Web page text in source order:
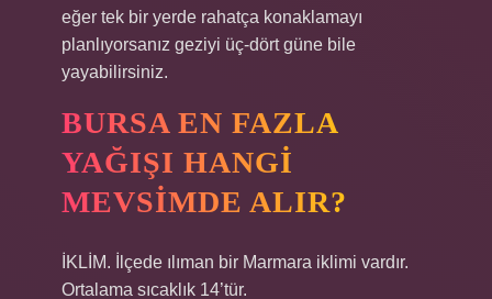
eğer tek bir yerde rahatça konaklamayı
planlıyorsanız geziyi üç-dört güne bile
yayabilirsiniz.
BURSA EN FAZLA
YAĞIŞI HANGI
MEVSIMDE ALIR?
İKLİM. İlçede ılıman bir Marmara iklimi vardır.
Ortalama sıcaklık 14’tür.